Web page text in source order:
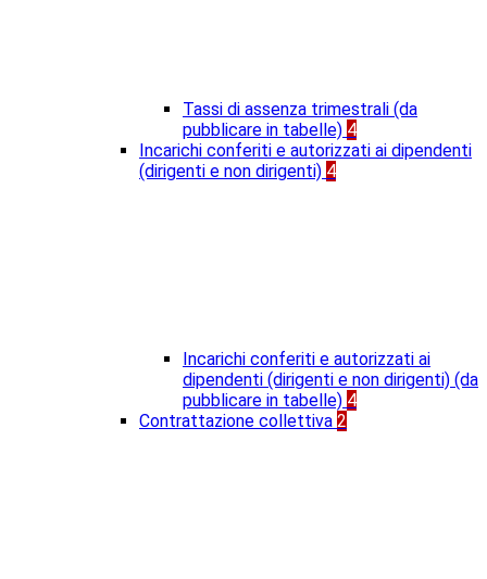
Tassi di assenza trimestrali (da
pubblicare in tabelle) 4
Incarichi conferiti e autorizzati ai dipendenti
(dirigenti e non dirigenti) 4
Incarichi conferiti e autorizzati ai
dipendenti (dirigenti e non dirigenti) (da
pubblicare in tabelle) 4
Contrattazione collettiva 2